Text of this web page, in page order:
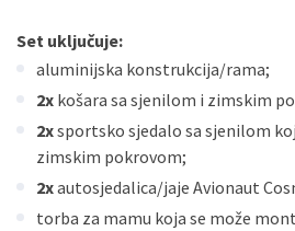
Set uključuje:
aluminijska konstrukcija/rama;
2x košara sa sjenilom i zimskim
2xsportsko sjedalo sa sjenilom
zimskim pokrovom;
2xautosjedalica/jaje Avionaut
torba za mamu koja se može